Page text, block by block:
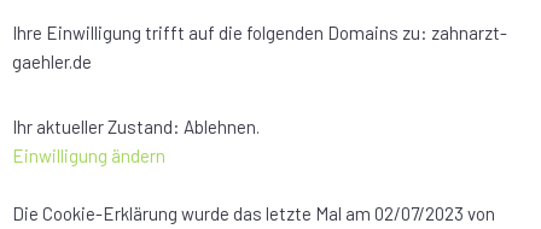
Ihre Einwilligung trifft auf die folgenden Domains zu: zahnarzt-
gaehler.de
Ihr aktueller Zustand: Ablehnen.
Einwilligung ändern
Die Cookie-Erklärung wurde das letzte Mal am 02/07/2023 von